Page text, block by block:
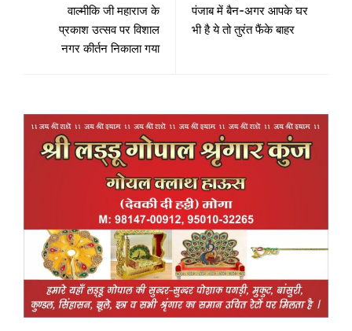
वाल्मीकि जी महाराज के
प्रकाश उत्सव पर विशाल
नगर कीर्तन निकाला गया
पंजाब में बैन-अगर आपके घर
भी है ये तो तुरंत फैंके बाहर